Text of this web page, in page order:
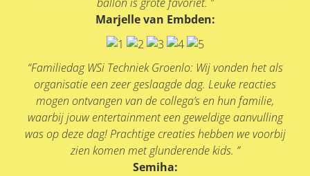
ballon is grote favoriet. ”
Marjelle van Embden:
“Familiedag WSi Techniek Groenlo: Wij vonden het als
organisatie een zeer geslaagde dag. Leuke reacties
mogen ontvangen van de collega’s en hun familie,
waarbij jouw entertainment een geweldige aanvulling
was op deze dag! Prachtige creaties hebben we voorbij
zien komen met glunderende kids. ”
Semiha: